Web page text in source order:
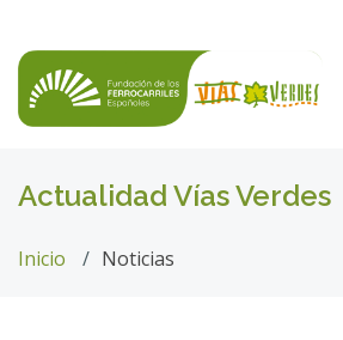
Actualidad Vías Verdes
Inicio Noticias